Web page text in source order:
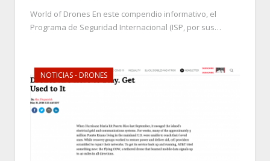
World of Drones En este compendio informativo, el
Programa de Seguridad Internacional (ISP, por sus…
NOTICIAS - DRONES